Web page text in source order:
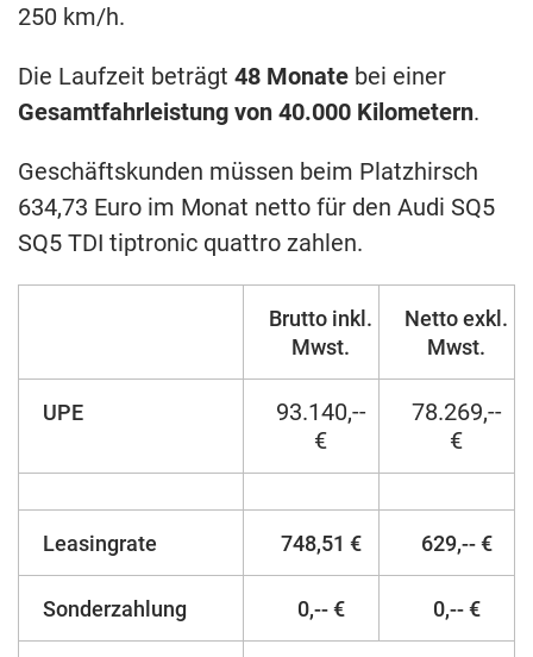
250 km/h.
Die Laufzeit beträgt 48 Monate bei einer
Gesamtfahrleistung von 40.000 Kilometern.
Geschäftskunden müssen beim Platzhirsch
634,73 Euro im Monat netto für den Audi SQ5
SQ5 TDI tiptronic quattro zahlen.
Brutto inkl.
Mwst.
Netto exkl.
Mwst.
UPE
93.140,--
€
78.269,--
€
Leasingrate 748,51 € 629,-- €
Sonderzahlung 0,-- € 0,-- €